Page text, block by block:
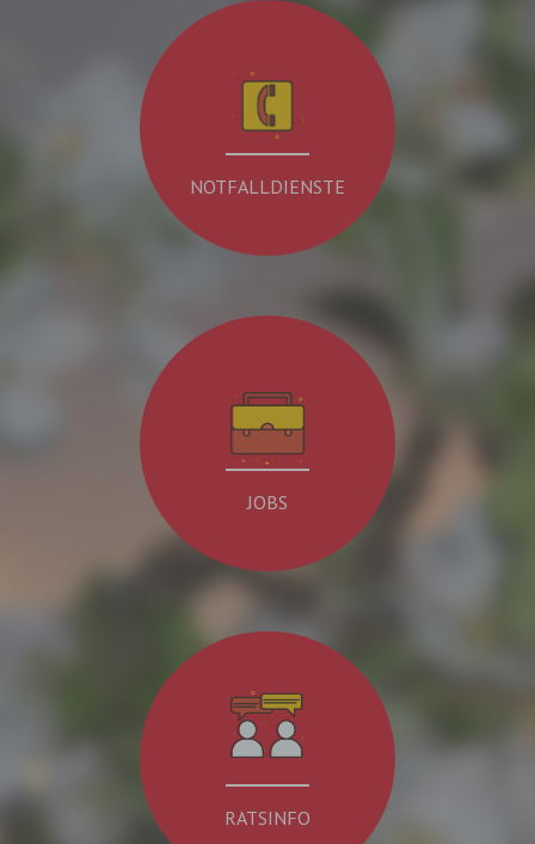
NOTFALLDIENSTE
JOBS
RATSINFO